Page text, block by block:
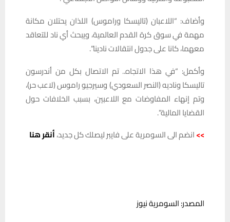
وأضاف: “اللاعبان (تاليسكا وراموس) اللذان يحتلان مكانة
مهمة في سوق كرة القدم العالمية، ويبحث أي ناد للتعاقد
معهما، كانا على جدول انتقالات نادينا”.
وأكمل: “في هذا الاتجاه.. تم الاتصال بكل من أندرسون
تاليسكا وناديه (النصر السعودي) وسيرجيو راموس (لاعب حر)،
وتم إنهاء المفاوضات مع اللاعبين، بسبب الخلافات حول
القضايا المالية”.
>>انضم الى السومرية على فايبر ليصلك كل جديد،أنقر هنا
المصدر: السومرية نيوز